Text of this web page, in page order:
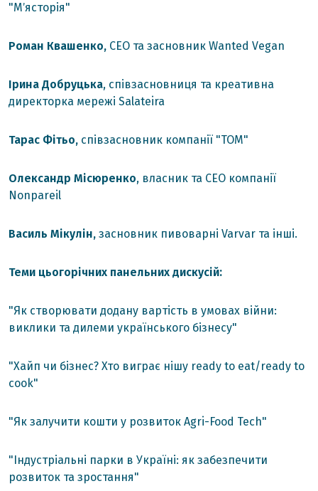
"Мʼясторія"
Роман Квашенко, CEO та засновник Wanted Vegan
Ірина Добруцька, співзасновниця та креативна
директорка мережі Salateira
Тарас Фітьо, співзасновник компанії "TOM"
Олександр Місюренко, власник та СЕО компанії
Nonpareil
Василь Мікулін, засновник пивоварні Varvar та інші.
Теми цьогорічних панельних дискусій:
"Як створювати додану вартість в умовах війни:
виклики та дилеми українського бізнесу"
"Хайп чи бізнес? Хто виграє нішу ready to eat/ready to
cook"
"Як залучити кошти у розвиток Agri-Food Tech"
"Індустріальні парки в Україні: як забезпечити
розвиток та зростання"